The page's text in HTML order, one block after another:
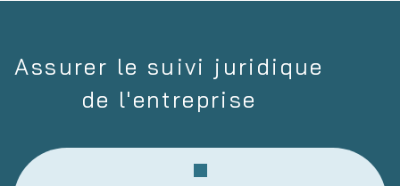
Assurer le suivi juridique
de l'entreprise